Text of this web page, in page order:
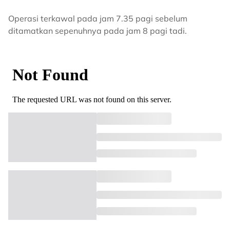
Operasi terkawal pada jam 7.35 pagi sebelum
ditamatkan sepenuhnya pada jam 8 pagi tadi.